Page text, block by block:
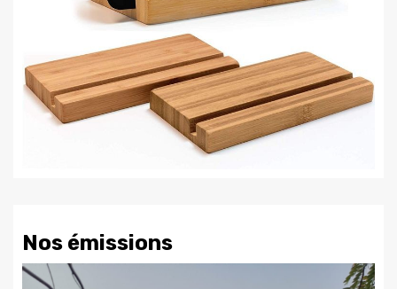
Nos émissions